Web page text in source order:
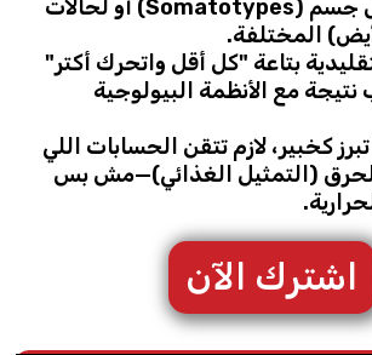
لطبيعة كل جسم (Somatotypes) أو لحالات
المختلفة.
بتاعة "كل أقل واتحرك أكتر"
مع الأنظمة البيولوجية
كخبير، لازم تتقن الحسابات اللي
(التمثيل الغذائي)—مش بس
اشترك الآن